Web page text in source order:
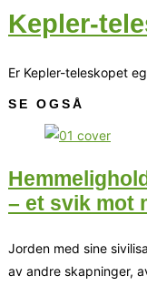
Kepler-
Er Kepler-teleskopet
SE OGSÅ
– et svik mot
Jorden med sine
av andre skapninger,